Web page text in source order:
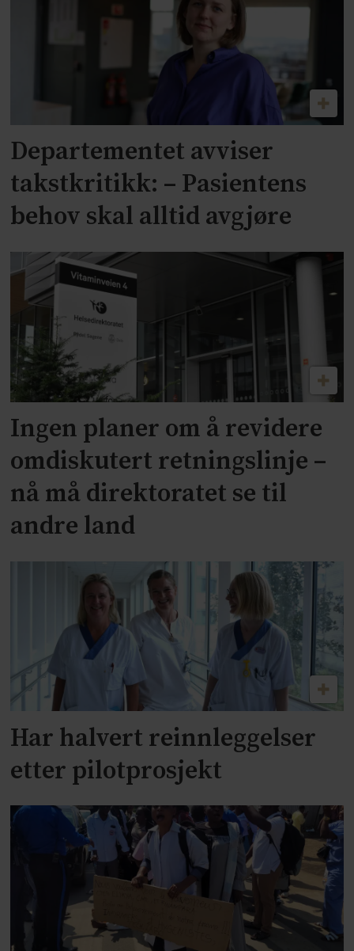
Departementet avviser
takstkritikk: – Pasientens
behov skal alltid avgjøre
Ingen planer om å revidere
omdiskutert retningslinje –
nå må direktoratet se til
andre land
Har halvert reinnleggelser
etter pilotprosjekt